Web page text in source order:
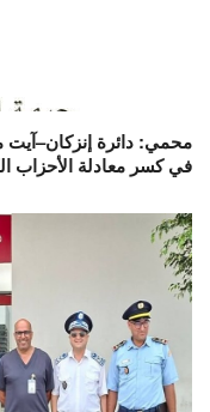
محمي: دائرة إنزكان–آيت
في كسر معادلة الأحزاب